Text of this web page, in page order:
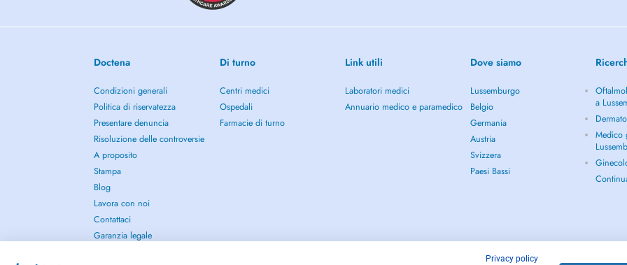
Doctena
Condizioni generali
Politica di riservatezza
Presentare denuncia
Risoluzione delle controversie
A proposito
Stampa
Blog
Lavora con noi
Contattaci
Garanzia legale
Di turno
Centri medici
Ospedali
Farmacie di turno
Link utili
Laboratori medici
Annuario medico e paramedico
Dove siamo
Lussemburgo
Belgio
Germania
Austria
Svizzera
Paesi Bassi
a
Medico
Privacy policy